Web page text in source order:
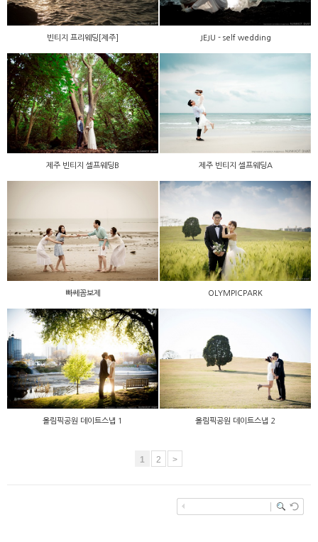
빈티지 프리웨딩[제주] JEJU - self wedding
제주 빈티지 셀프웨딩B 제주 빈티지 셀프웨딩A
빠쎄꼼보제 OLYMPICPARK
올림픽공원 데이트스냅 1 올림픽공원 데이트스냅 2
1 2 >